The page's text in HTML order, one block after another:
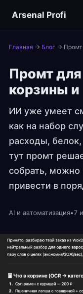
Arsenal Profi
Главная → Блог → Промт
Промт
корзины и
ИИ уже умеет
как на набор
расходы,
тут промт
собрать, можно
привести в
AI и автоматизация•7